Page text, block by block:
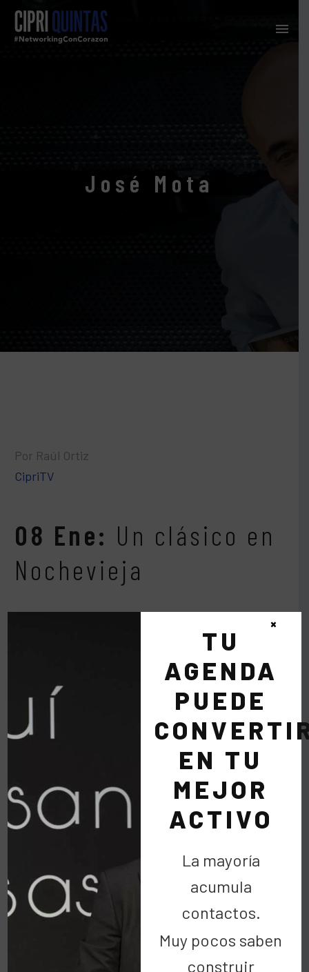
José Mota
Por Raúl Ortiz
CipriTV
08 Ene: Un clásico en
Nochevieja
Por Raúl Ortiz
24 Feb:
Pero muuuy
una publicación de Rielo Adictos.
TU
AGENDA
PUEDE
EN TU
MEJOR
ACTIVO
La mayoría
acumula
contactos.
Muy pocos saben
construir
×